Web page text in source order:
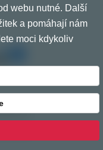
webu nutné. Další
a pomáhají nám
moci kdykoliv